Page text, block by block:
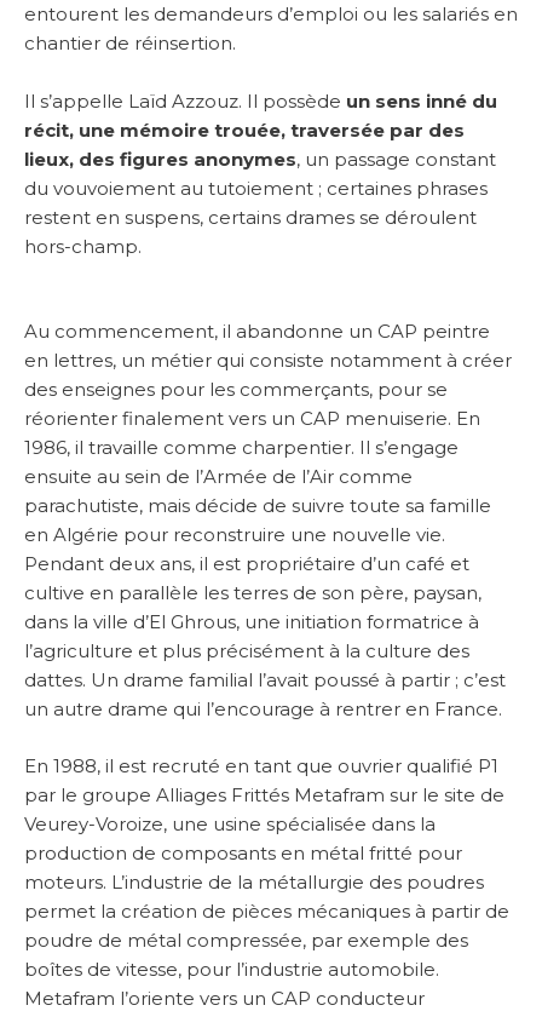
entourent les demandeurs d’emploi ou les salariés en
chantier de réinsertion.
Il s’appelle Laïd Azzouz. Il possède un sens inné du
récit, une mémoire trouée, traversée par des
lieux, des figures anonymes, un passage constant
du vouvoiement au tutoiement ; certaines phrases
restent en suspens, certains drames se déroulent
hors-champ.
Au commencement, il abandonne un CAP peintre
en lettres, un métier qui consiste notamment à créer
des enseignes pour les commerçants, pour se
réorienter finalement vers un CAP menuiserie. En
1986, il travaille comme charpentier. Il s’engage
ensuite au sein de l’Armée de l’Air comme
parachutiste, mais décide de suivre toute sa famille
en Algérie pour reconstruire une nouvelle vie.
Pendant deux ans, il est propriétaire d’un café et
cultive en parallèle les terres de son père, paysan,
dans la ville d’El Ghrous, une initiation formatrice à
l’agriculture et plus précisément à la culture des
dattes. Un drame familial l’avait poussé à partir ; c’est
un autre drame qui l’encourage à rentrer en France.
En 1988, il est recruté en tant que ouvrier qualifié P1
par le groupe Alliages Frittés Metafram sur le site de
Veurey-Voroize, une usine spécialisée dans la
production de composants en métal fritté pour
moteurs. L’industrie de la métallurgie des poudres
permet la création de pièces mécaniques à partir de
poudre de métal compressée, par exemple des
boîtes de vitesse, pour l’industrie automobile.
Metafram l’oriente vers un CAP conducteur